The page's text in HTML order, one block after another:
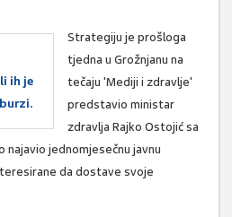
ih je
Strategiju je prošloga
tjedna u Grožnjanu na
tečaju 'Mediji i zdravlje'
predstavio ministar
zdravlja Rajko Ostojić sa
najavio jednomjesečnu javnu
da dostave svoje